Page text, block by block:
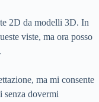
2D da modelli 3D. In
viste, ma ora posso
ma mi consente
senza dovermi